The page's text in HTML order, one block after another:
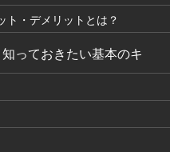
ト・デメリットとは？
っておきたい基本のキ